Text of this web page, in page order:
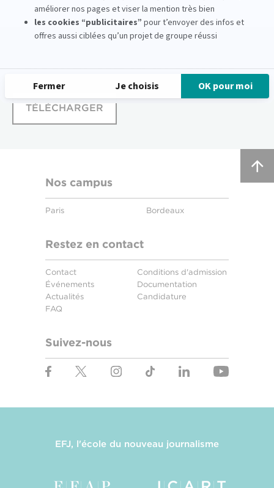
TÉLÉCHARGER
Nos campus
Paris Bordeaux
Restez en contact
Contact
Événements
Actualités
FAQ
Conditions d'admission
Documentation
Candidature
Suivez-nous
EFJ, l'école du nouveau journalisme